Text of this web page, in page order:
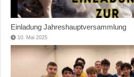
Einladung Jahreshauptversammlung
10. Mai 2025